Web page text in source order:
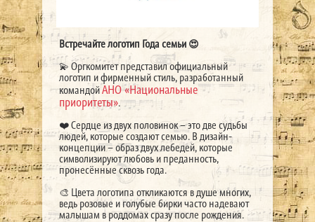
Встречайте логотип Года семьи 😍
💫 Оргкомитет представил официальный
логотип и фирменный стиль, разработанный
командойАНО «Национальные
приоритеты».
❤️ Сердце из двух половинок – это две судьбы
людей, которые создают семью. В дизайн-
концепции – образ двух лебедей, которые
символизируют любовь и преданность,
пронесённые сквозь года.
🎨 Цвета логотипа откликаются в душе многих,
ведь розовые и голубые бирки часто надевают
малышам в роддомах сразу после рождения.